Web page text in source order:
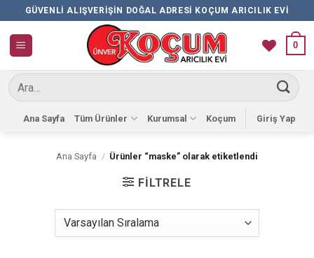
İçeriğe
atla
GÜVENLI ALIŞVERIŞIN DOĞAL ADRESI KOÇUM ARICILIK EVI
0
Ara:
Ana Sayfa Tüm Ürünler Kurumsal Koçum Giriş Yap
Ana Sayfa / Ürünler “maske” olarak etiketlendi
FILTRELE